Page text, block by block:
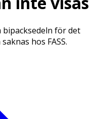
för det
hos FASS.